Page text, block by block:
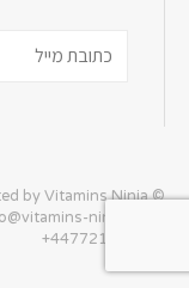
by Vitamins Ninja
ninja.com
+447721405586